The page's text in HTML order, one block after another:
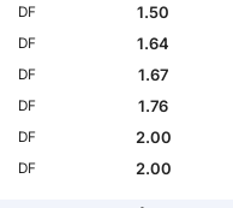
DF
1.50
DF
1.64
DF
1.67
DF
1.76
DF
2.00
DF 2.00